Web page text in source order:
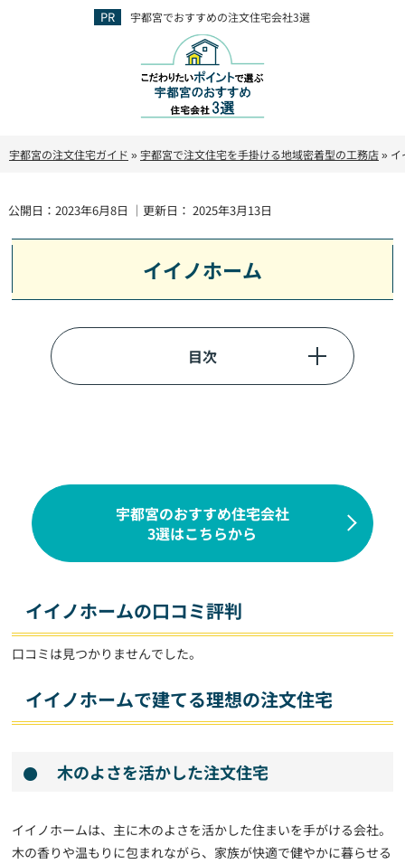
宇都宮でおすすめの注文住宅会社3選
宇都宮の注文住宅ガイド » 宇都宮で注文住宅を手掛ける地域密着型の工務店» イ
公開日： 2023年6月8日 ｜更新日： 2025年3月13日
イイノホーム
目次
宇都宮のおすすめ住宅会社
3選はこちらから
イイノホームの口コミ評判
口コミは見つかりませんでした。
イイノホームで建てる理想の注文住宅
木のよさを活かした注文住宅
イイノホームは、主に木のよさを活かした住まいを手がける会社。
木の香りや温もりに包まれながら、家族が快適で健やかに暮らせる